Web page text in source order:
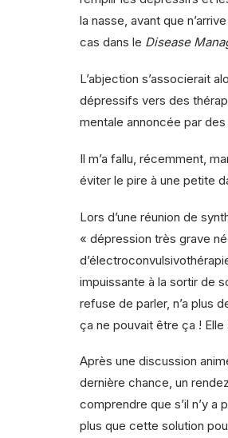
la nasse, avant que
cas dans le Disease
L’abjection s’associerait
dépressifs vers des
mentale annoncée par
Il m’a fallu, récemment,
éviter le pire à une petite
Lors d’une réunion de
« dépression très grave
impuissante à la sortir de
refuse de parler, n’a plus
ça ne pouvait être ça !
Après une discussion
dernière chance, un
comprendre que s’il n’y a
plus que cette solution